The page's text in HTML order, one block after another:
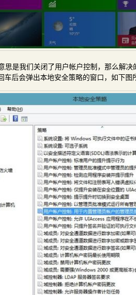
思是我们关闭了用户帐户控制，那么解
车后会弹出本地安全策略的窗口，如下图